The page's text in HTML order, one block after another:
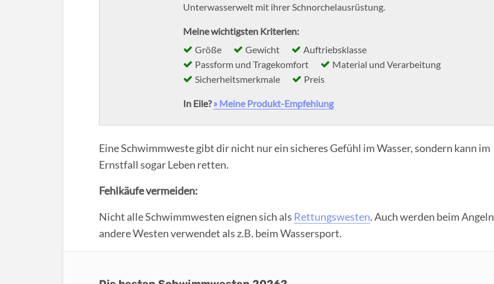
Unterwasserwelt mit ihrer Schnorchelausrüstung.
Meine wichtigsten Kriterien:
Größe
Gewicht
Auftriebsklasse
Passform und Tragekomfort
Material und Verarbeitung
Sicherheitsmerkmale
Preis
In Eile?» Meine Produkt-Empfehlung
Eine Schwimmweste gibt dir nicht nur ein sicheres Gefühl im Wasser, sondern kann im
Ernstfall sogar Leben retten.
Fehlkäufe vermeiden:
Nicht alle Schwimmwesten eignen sich als Rettungswesten. Auch werden beim Angeln
andere Westen verwendet als z.B. beim Wassersport.